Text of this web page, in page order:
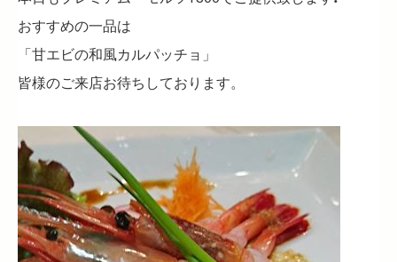
おすすめの一品は
「甘エビの和風カルパッチョ」
皆様のご来店お待ちしております。